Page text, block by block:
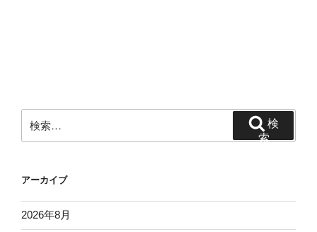
索:
索
アーカイブ
2026年8月